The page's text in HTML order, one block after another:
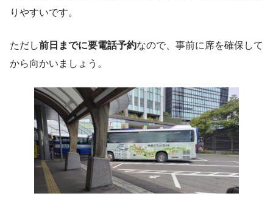
りやすいです。
ただし前日までに要電話予約なので、事前に席を確保して
から向かいましょう。